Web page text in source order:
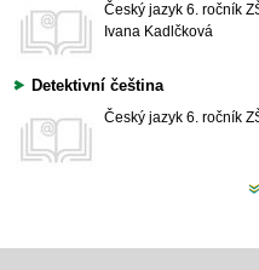
Český jazyk 6. ročník
Ivana Kadlčková
Detektivní čeština
Český jazyk 6. ročník